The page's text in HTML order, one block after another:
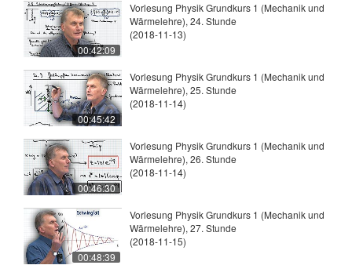
00:42:09
Vorlesung Physik Grundkurs 1 (Mechanik und
Wärmelehre), 24. Stunde
(2018-11-13)
00:45:42
Vorlesung Physik Grundkurs 1 (Mechanik und
Wärmelehre), 25. Stunde
(2018-11-14)
00:46:30
Vorlesung Physik Grundkurs 1 (Mechanik und
Wärmelehre), 26. Stunde
(2018-11-14)
00:48:39
Vorlesung Physik Grundkurs 1 (Mechanik und
Wärmelehre), 27. Stunde
(2018-11-15)